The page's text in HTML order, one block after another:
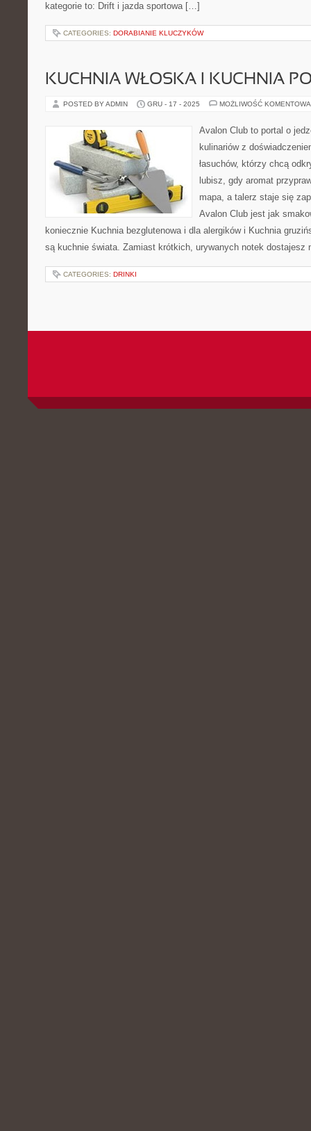
kategorie to: Drift i jazda sportowa […]
CATEGORIES: DORABIANIE KLUCZYKÓW
KUCHNIA WŁOSKA I KUCHNIA
POSTED BY ADMIN GRU - 17 - 2025 MOŻLIWOŚĆ
Avalon Club to portal o
kulinariów z
łasuchów, którzy chcą
lubisz, gdy aromat
mapa, a talerz staje się
Avalon Club jest jak
koniecznie Kuchnia bezglutenowa i dla alergików i Kuchnia
są kuchnie świata. Zamiast krótkich, urywanych notek
CATEGORIES: DRINKI